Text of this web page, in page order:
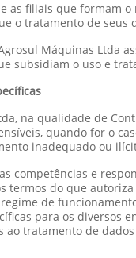
as filiais que formam
o tratamento de seus
Máquinas Ltda
subsidiam o uso e
na qualidade de
quando for o
inadequado ou
competências e
termos do que
de
para os diversos
ao tratamento de